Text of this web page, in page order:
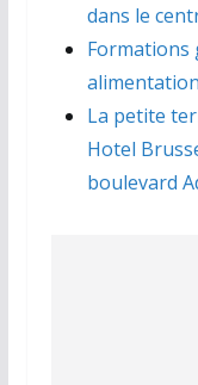
dans le
Formations
La petite
Hotel
boulevard